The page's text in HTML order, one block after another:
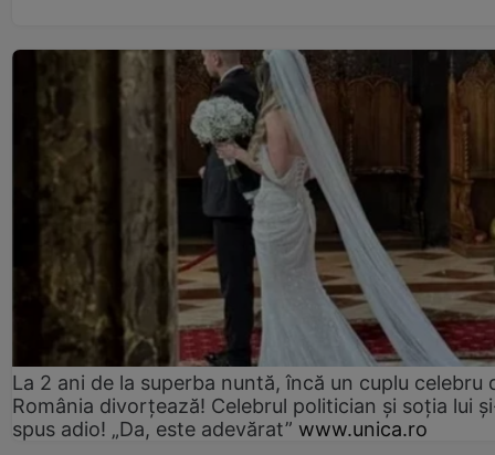
La 2 ani de la superba nuntă, încă un cuplu celebru
România divorțează! Celebrul politician și soția lui
spus adio! „Da, este adevărat” www.unica.ro